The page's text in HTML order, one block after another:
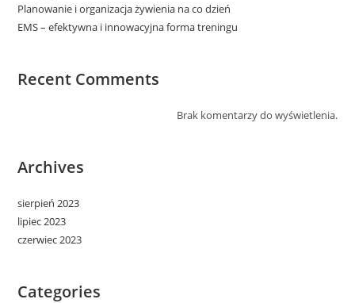
Planowanie i organizacja żywienia na co dzień
EMS – efektywna i innowacyjna forma treningu
Recent Comments
Brak komentarzy do wyświetlenia.
Archives
sierpień 2023
lipiec 2023
czerwiec 2023
Categories